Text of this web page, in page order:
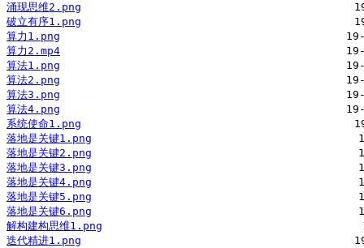
涌现思维2.png
破立有序1.png
算力1.png
算力2.mp4
算法1.png
算法2.png
算法3.png
算法4.png
系统使命1.png
落地是关键1.png
落地是关键2.png
落地是关键3.png
落地是关键4.png
落地是关键5.png
落地是关键6.png
解构建构思维1.png
迭代精进1.png